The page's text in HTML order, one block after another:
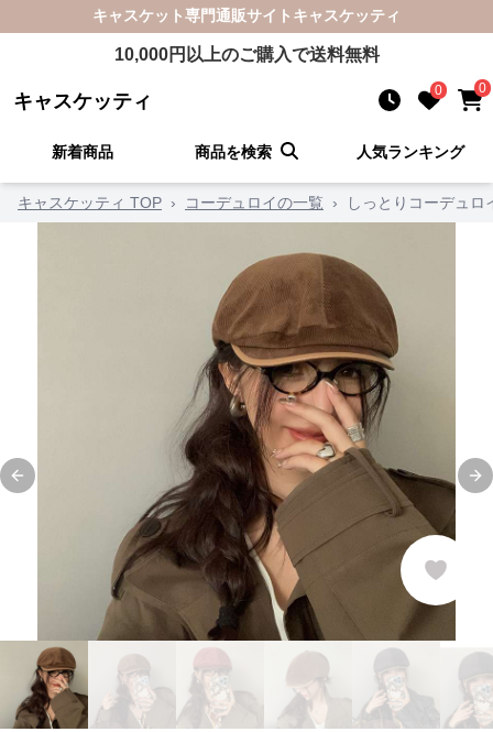
キャスケット専門通販サイト キャスケッティ
10,000円以上のご購入で送料無料
キャスケッティ 0 0
新着商品 商品を検索 人気ランキング
キャスケッティ TOP › コーデュロイの一覧 › しっとりコーデュロ
Previous slide